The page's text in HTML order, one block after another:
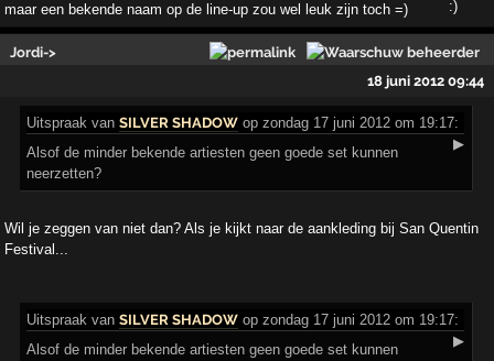
maar een bekende naam op de line-up zou wel leuk zijn toch =)
Jordi->
18 juni 2012 09:44
Uitspraak vanSILVER SHADOW op zondag 17 juni 2012 om 19:17:
▶
Alsof de minder bekende artiesten geen goede set kunnen
neerzetten?
Wil je zeggen van niet dan? Als je kijkt naar de aankleding bij San Quentin
Festival...
Uitspraak vanSILVER SHADOW op zondag 17 juni 2012 om 19:17:
▶
Alsof de minder bekende artiesten geen goede set kunnen